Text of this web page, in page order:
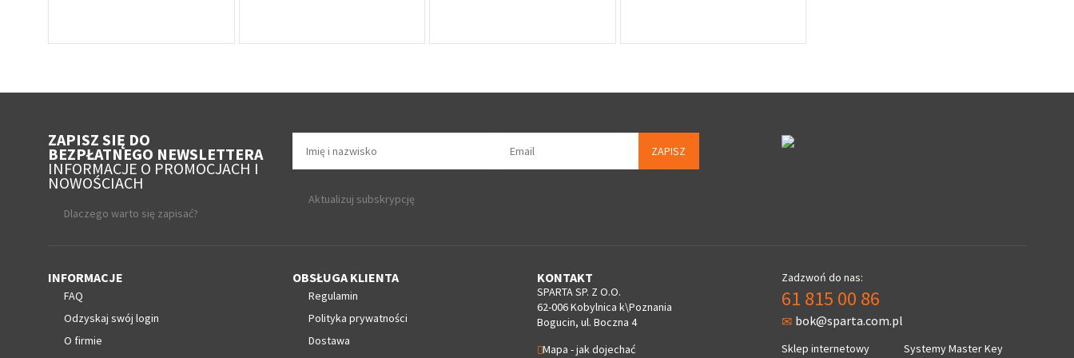
ZAPISZ SIĘ DO
BEZPŁATNEGO NEWSLETTERA
INFORMACJE O PROMOCJACH I
NOWOŚCIACH
Dlaczego warto się zapisać?
ZAPISZ
Aktualizuj subskrypcję
INFORMACJE
FAQ
Odzyskaj swój login
O firmie
OBSŁUGA KLIENTA
Regulamin
Polityka prywatności
Dostawa
KONTAKT
SPARTA SP. Z O.O.
62-006 Kobylnica k\Poznania
Bogucin, ul. Boczna 4
Mapa - jak dojechać
Zadzwoń do nas:
61 815 00 86
bok@sparta.com.pl
Sklep internetowy Systemy Master Key